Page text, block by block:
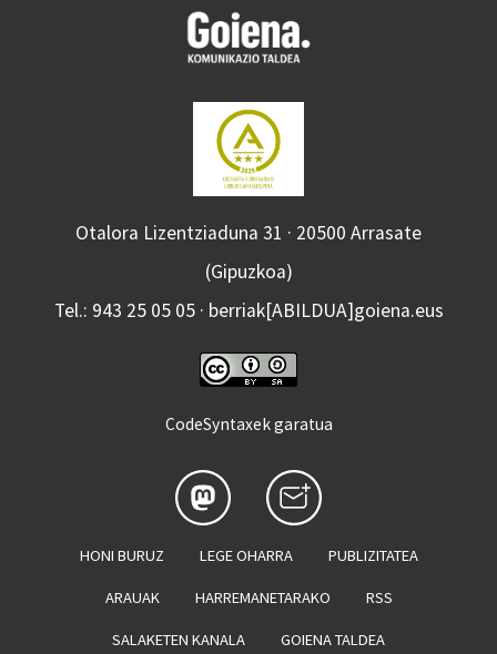
Otalora Lizentziaduna 31 · 20500 Arrasate
(Gipuzkoa)
Tel.: 943 25 05 05 · berriak[ABILDUA]goiena.eus
CodeSyntaxek garatua
HONI BURUZ LEGE OHARRA PUBLIZITATEA
ARAUAK HARREMANETARAKO RSS
SALAKETEN KANALA GOIENA TALDEA